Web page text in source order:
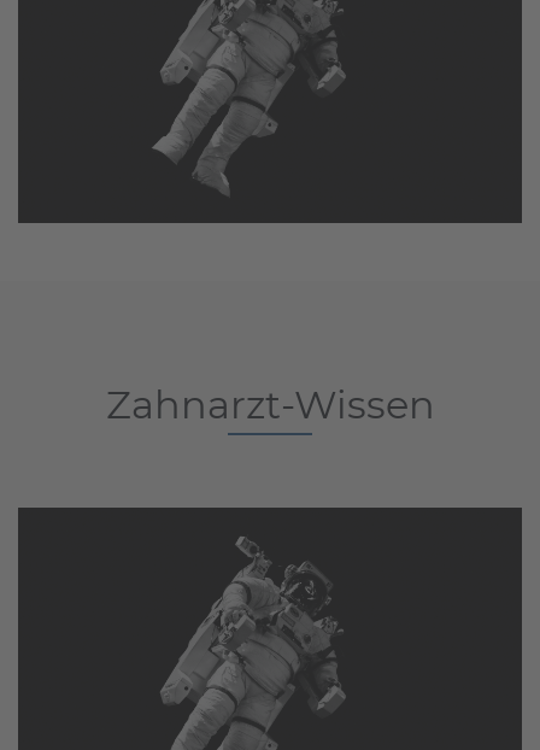
Zahnarzt-Wissen